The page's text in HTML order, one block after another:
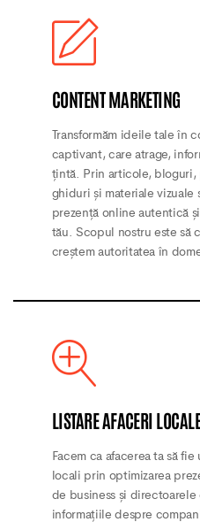
CONTENT MARKETING
Transformăm ideile tale în
captivant, care atrage,
țintă. Prin articole, bloguri,
ghiduri și materiale vizuale
prezență online autentică
tău. Scopul nostru este să
creștem autoritatea în
LISTARE AFACERI
Facem ca afacerea ta să
locali prin optimizarea
de business și
informațiile despre